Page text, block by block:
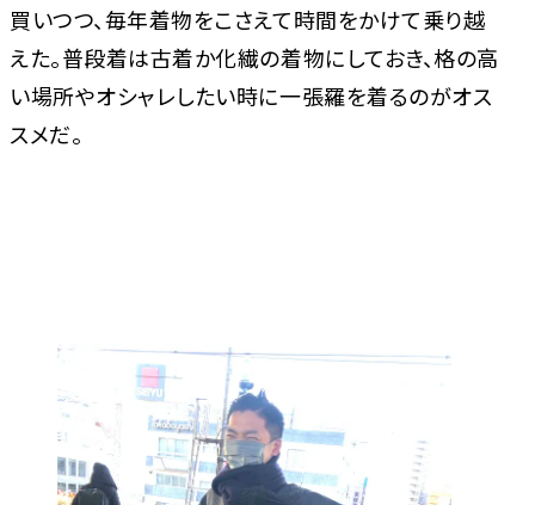
買いつつ、毎年着物をこさえて時間をかけて乗り越
えた。普段着は古着か化繊の着物にしておき、格の高
い場所やオシャレしたい時に一張羅を着るのがオス
スメだ。